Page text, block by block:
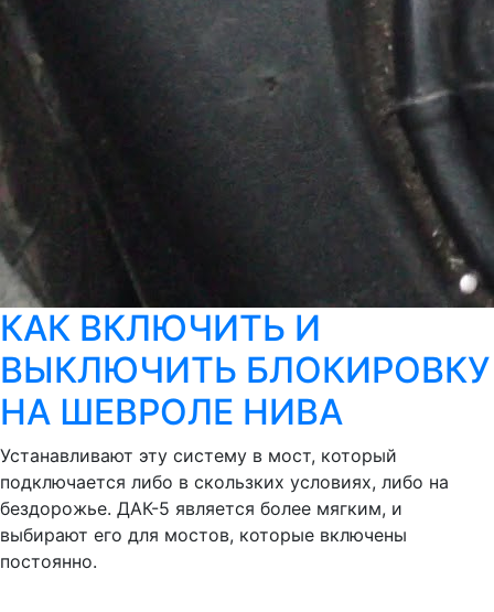
КАК ВКЛЮЧИТЬ И
ВЫКЛЮЧИТЬ БЛОКИРОВКУ
НА ШЕВРОЛЕ НИВА
Устанавливают эту систему в мост, который
подключается либо в скользких условиях, либо на
бездорожье. ДАК-5 является более мягким, и
выбирают его для мостов, которые включены
постоянно.